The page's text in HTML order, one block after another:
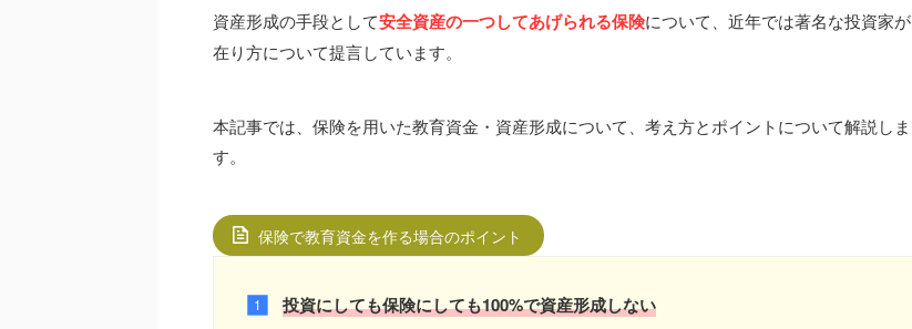
資産形成の手段として安全資産の一つしてあげられる保険について、近年では著名な投資家が
在り方について提言しています。
本記事では、保険を用いた教育資金・資産形成について、考え方とポイントについて解説しま
す。
保険で教育資金を作る場合のポイント
投資にしても保険にしても100%で資産形成しない